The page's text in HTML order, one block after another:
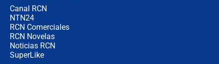
Canal RCN
NTN24
RCN Comerciales
RCN Novelas
Noticias RCN
SuperLike